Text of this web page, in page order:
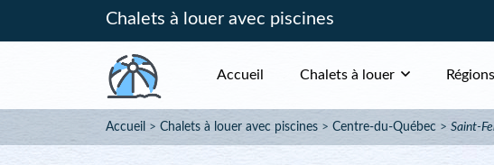
Chalets à louer avec piscines
Accueil Chalets à louer Régions
Accueil Chalets à louer avec piscines Centre-du-Québec Saint-